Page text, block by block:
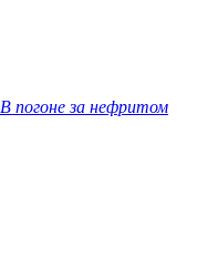
В погоне за нефритом